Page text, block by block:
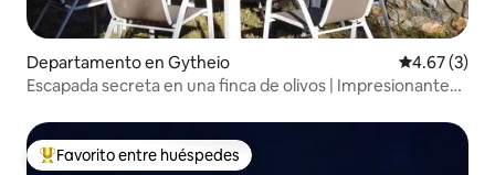
Departamento en Gytheio Calificación
4.67 (3)
Escapada secreta en una finca de olivos | Impresionantes
De los mejores en Favorito entre huéspedes
Favorito entre huéspedes